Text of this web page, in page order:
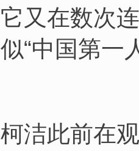
它又在数次
似“中国第一
柯洁此前在